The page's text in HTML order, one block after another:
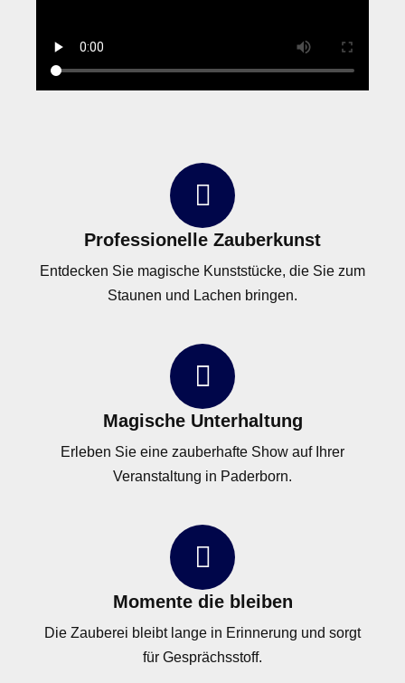
Professionelle Zauberkunst
Entdecken Sie magische Kunststücke, die Sie zum
Staunen und Lachen bringen.
Magische Unterhaltung
Erleben Sie eine zauberhafte Show auf Ihrer
Veranstaltung in Paderborn.
Momente die bleiben
Die Zauberei bleibt lange in Erinnerung und sorgt
für Gesprächsstoff.